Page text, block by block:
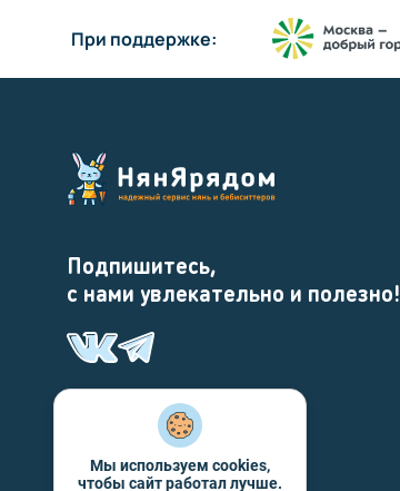
При поддержке:
Подпишитесь,
с нами увлекательно и полезно!
Мы используем cookies,
чтобы сайт работал лучше.